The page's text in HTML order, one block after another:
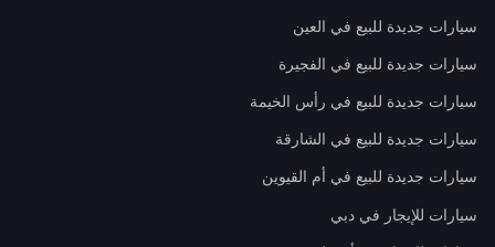
سيارات جديدة للبيع في العين
سيارات جديدة للبيع في الفجيرة
سيارات جديدة للبيع في رأس الخيمة
سيارات جديدة للبيع في الشارقة
سيارات جديدة للبيع في أم القيوين
سيارات للإيجار في دبي